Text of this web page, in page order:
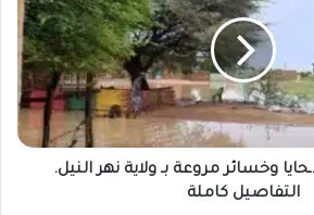
وخسائر مروعة بـ ولاية نهر النيل.
التفاصيل كاملة